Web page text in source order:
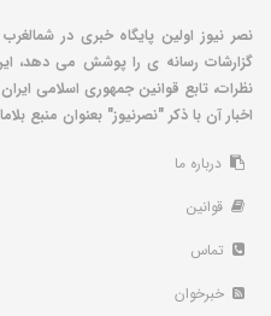
نصر نیوز اولین پایگاه خبری در
گزارشات رسانه ی را پوشش می دهد،
نظرات، تابع قوانین جمهوری اسلامی
اخبار آن با ذکر "نصرنیوز" بعنوان منبع
درباره ما
قوانین
تماس
خبرخوان